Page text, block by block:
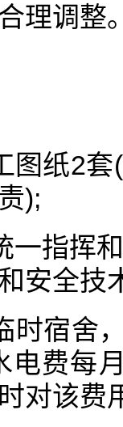
理调整
图纸2
);
一指挥
安全技
时宿舍
电费每
对该费